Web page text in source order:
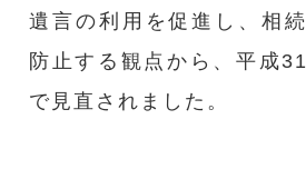
遺言の利用を促進し、相
防止する観点から、平成
で見直されました。